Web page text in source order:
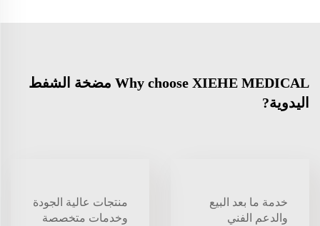
Why choose XIEHE MEDICAL مضخة الشفط
اليدوية?
خدمة ما بعد البيع
والدعم الفني
منتجات عالية الجودة
وخدمات متخصصة